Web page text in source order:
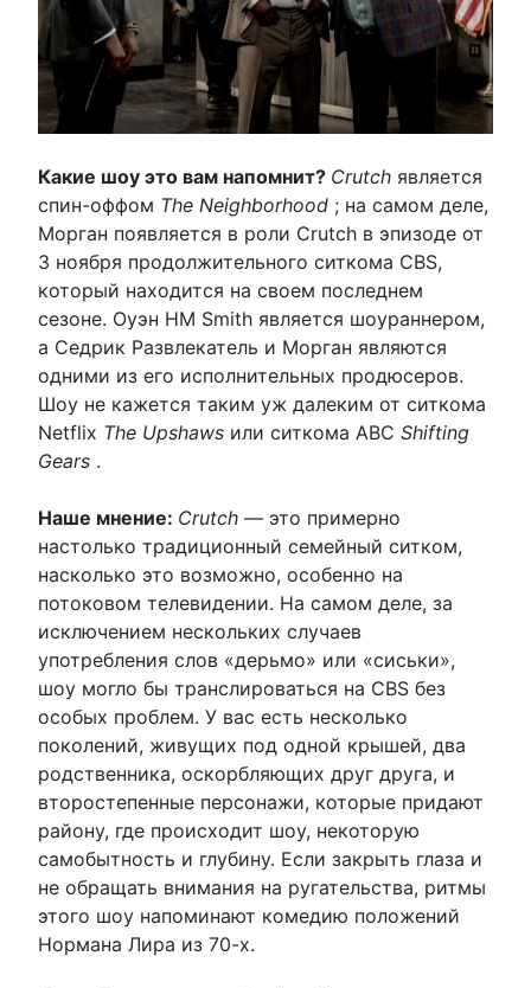
Какие шоу это вам напомнит? Crutch является
спин-оффом The Neighborhood ; на самом деле,
Морган появляется в роли Crutch в эпизоде ​​от
3 ноября продолжительного ситкома CBS,
который находится на своем последнем
сезоне. Оуэн HM Smith является шоураннером,
а Седрик Развлекатель и Морган являются
одними из его исполнительных продюсеров.
Шоу не кажется таким уж далеким от ситкома
Netflix The Upshaws или ситкома ABC Shifting
Gears .
Наше мнение: Crutch — это примерно
настолько традиционный семейный ситком,
насколько это возможно, особенно на
потоковом телевидении. На самом деле, за
исключением нескольких случаев
употребления слов «дерьмо» или «сиськи»,
шоу могло бы транслироваться на CBS без
особых проблем. У вас есть несколько
поколений, живущих под одной крышей, два
родственника, оскорбляющих друг друга, и
второстепенные персонажи, которые придают
району, где происходит шоу, некоторую
самобытность и глубину. Если закрыть глаза и
не обращать внимания на ругательства, ритмы
этого шоу напоминают комедию положений
Нормана Лира из 70-х.